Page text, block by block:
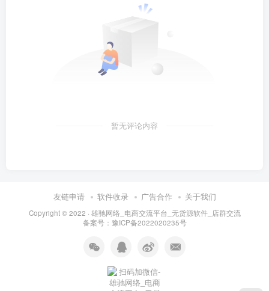
暂无评论内容
友链申请 软件收录 广告合作 关于我们
Copyright © 2022 · 雄驰网络_电商交流平台_无货源软件_店群交流
备案号： 豫ICP备2022020235号